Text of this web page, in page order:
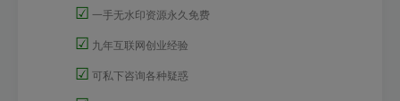
☑ 一手无水印资源永久免费
☑ 九年互联网创业经验
☑ 可私下咨询各种疑惑